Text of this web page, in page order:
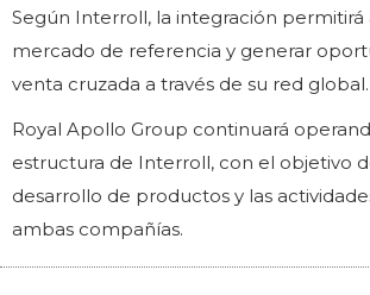
Según Interroll, la integración permitirá
mercado de referencia y generar
venta cruzada a través de su red global.
Royal Apollo Group continuará
estructura de Interroll, con el objetivo
desarrollo de productos y las
ambas compañías.